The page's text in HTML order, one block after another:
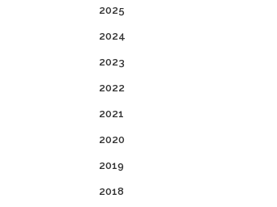
2025
2024
2023
2022
2021
2020
2019
2018